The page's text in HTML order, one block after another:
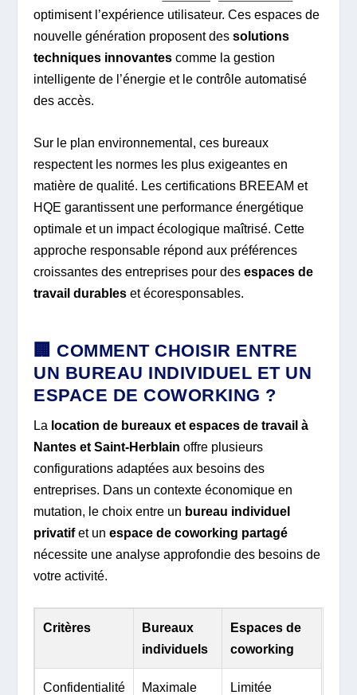
optimisent l’expérience utilisateur. Ces espaces de
nouvelle génération proposent dessolutions
techniques innovantes comme la gestion
intelligente de l’énergie et le contrôle automatisé
des accès.
Sur le plan environnemental, ces bureaux
respectent les normes les plus exigeantes en
matière de qualité. Les certifications BREEAM et
HQE garantissent une performance énergétique
optimale et un impact écologique maîtrisé. Cette
approche responsable répond aux préférences
croissantes des entreprises pour desespaces de
travail durables et écoresponsables.
🏢 COMMENT CHOISIR ENTRE
UN BUREAU INDIVIDUEL ET UN
ESPACE DE COWORKING ?
La location de bureaux et espaces de travail à
Nantes et Saint-Herblain offre plusieurs
configurations adaptées aux besoins des
entreprises. Dans un contexte économique en
mutation, le choix entre un bureau individuel
privatifet unespace de coworking partagé
nécessite une analyse approfondie des besoins de
votre activité.
Critères
Bureaux
individuels
Espaces de
coworking
Confidentialité Maximale Limitée